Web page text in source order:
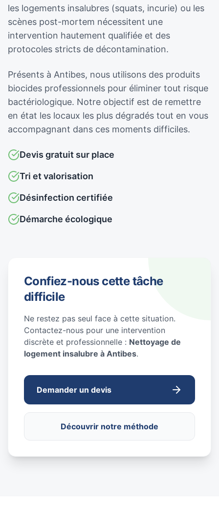
les logements insalubres (squats, incurie) ou les
scènes post-mortem nécessitent une
intervention hautement qualifiée et des
protocoles stricts de décontamination.
Présents à Antibes, nous utilisons des produits
biocides professionnels pour éliminer tout risque
bactériologique. Notre objectif est de remettre
en état les locaux les plus dégradés tout en vous
accompagnant dans ces moments difficiles.
Devis gratuit sur place
Tri et valorisation
Désinfection certifiée
Démarche écologique
Confiez-nous cette tâche
difficile
Ne restez pas seul face à cette situation.
Contactez-nous pour une intervention
discrète et professionnelle : Nettoyage de
logement insalubre à Antibes.
Demander un devis
Découvrir notre méthode